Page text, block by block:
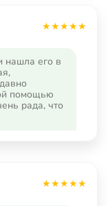
нашла его в
помощью
рада, что